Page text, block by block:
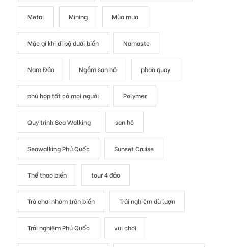
Metal Mining Mùa mưa
Mặc gì khi đi bộ dưới biển Namaste
Nam Đảo Ngắm san hô phao quay
phù hợp tất cả mọi người Polymer
Quy trình Sea Walking san hô
Seawalking Phú Quốc Sunset Cruise
Thể thao biển tour 4 đảo
Trò chơi nhóm trên biển Trải nghiệm dù lượn
Trải nghiệm Phú Quốc vui chơi